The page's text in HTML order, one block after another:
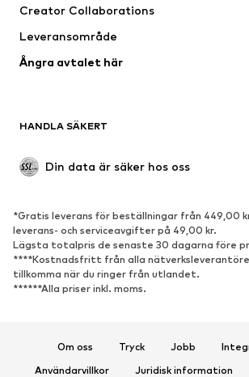
Underkläder
Kappor
Badkläder
Tillfällen
Upcycling
Populärt
Sneakers
Stövletter
Pumps & högklackade skor
Stövlar
Sandaler
Pantoletter
Inneskor
Exklusiv
Creator Collaborations
Leveransområde
Ångra avtalet här
HANDLA SÄKERT
Din data är säker hos oss
*Gratis leverans för beställningar från 449,00
leverans- och serviceavgifter på 49,00 kr.
Lägsta totalpris de senaste 30 dagarna före
****Kostnadsfritt från alla
tillkomma när du ringer från utlandet.
******Alla priser inkl. moms.
Om oss Tryck Jobb
Användarvillkor
Juridisk information